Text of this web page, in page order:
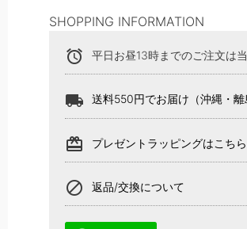
SHOPPING INFORMATION
alarm 平日お昼13時までのご注文は
local_shipping 送料550円でお届け（沖縄・離
card_giftcard プレゼントラッピングはこちら
block 返品/交換について